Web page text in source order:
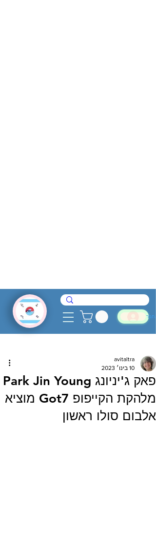
פאק ג'יניונג Park Jin Young
מלהקת הקייפופ Got7 מוציא
אלבום סולו ראשון
avitaltra
10 בינו׳ 2023